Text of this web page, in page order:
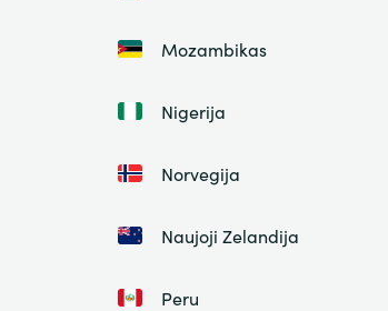
Mozambikas
Nigerija
Norvegija
Naujoji Zelandija
Peru